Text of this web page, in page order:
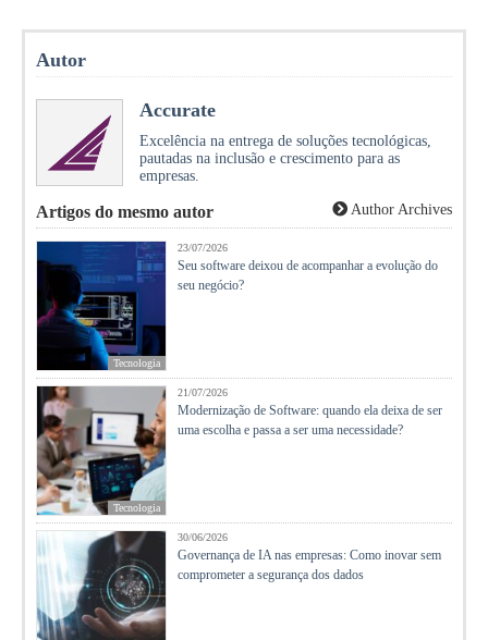
Autor
Accurate
Excelência na entrega de soluções tecnológicas,
pautadas na inclusão e crescimento para as
empresas.
Artigos do mesmo autor Author Archives
Tecnologia
23/07/2026
Seu software deixou de acompanhar a evolução do
seu negócio?
Tecnologia
21/07/2026
Modernização de Software: quando ela deixa de ser
uma escolha e passa a ser uma necessidade?
30/06/2026
Governança de IA nas empresas: Como inovar sem
comprometer a segurança dos dados